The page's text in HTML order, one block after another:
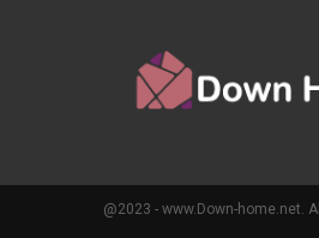
@2023 - www.Down-home.net.